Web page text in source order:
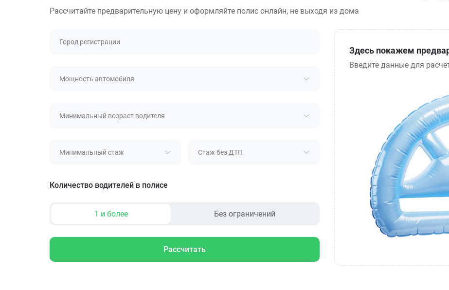
Рассчитайте предварительную цену и оформляйте полис онлайн, не выходя из дома
Город регистрации
Мощность автомобиля
Минимальный возраст водителя
Минимальный стаж Стаж без ДТП
Количество водителей в полисе
1 и более Без ограничений
Рассчитать
Здесь покажем
Введите данные для